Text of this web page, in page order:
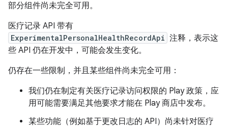
部分组件尚未完全可用。
医疗记录 API 带有
ExperimentalPersonalHealthRecordApi 注释，表示这
些 API 仍在开发中，可能会发生变化。
仍存在一些限制，并且某些组件尚未完全可用：
我们仍在制定有关医疗记录访问权限的 Play 政策，应
用可能需要满足其他要求才能在 Play 商店中发布。
某些功能（例如基于更改日志的 API）尚未针对医疗